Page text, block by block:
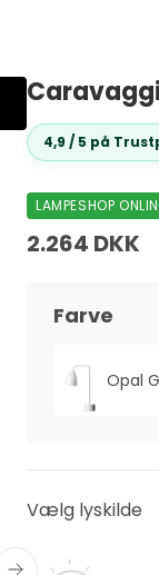
4,9 / 5 på
LAMPESHOP
2.264 DKK
Farve
Opal
Vælg lyskilde